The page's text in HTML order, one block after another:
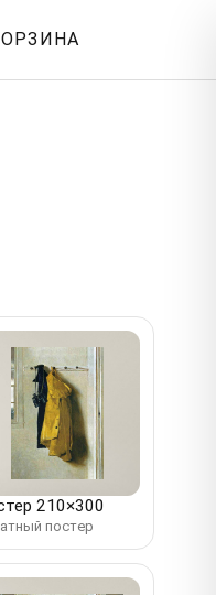
210×300
постер